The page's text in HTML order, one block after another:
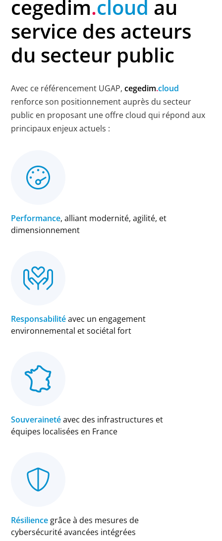
cegedim.cloud au
service des acteurs
du secteur public
Avec ce référencement UGAP,cegedim.cloud
renforce son positionnement auprès du secteur
public en proposant une offre cloud qui répond aux
principaux enjeux actuels :
Performance, alliant modernité, agilité, et
dimensionnement
Responsabilitéavec un engagement
environnemental et sociétal fort
Souverainetéavec des infrastructures et
équipes localisées en France
Résilience grâce à des mesures de
cybersécurité avancées intégrées